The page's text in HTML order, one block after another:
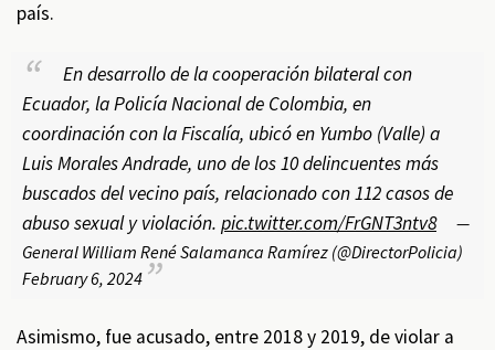
país.
En desarrollo de la cooperación bilateral con
Ecuador, la Policía Nacional de Colombia, en
coordinación con la Fiscalía, ubicó en Yumbo (Valle) a
Luis Morales Andrade, uno de los 10 delincuentes más
buscados del vecino país, relacionado con 112 casos de
abuso sexual y violación. pic.twitter.com/FrGNT3ntv8
—
General William René Salamanca Ramírez (@DirectorPolicia)
February 6, 2024
Asimismo, fue acusado, entre 2018 y 2019, de violar a